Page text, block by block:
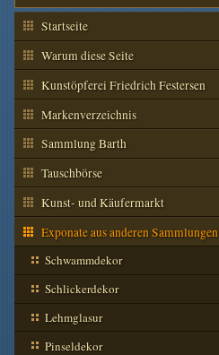
Startseite
Warum diese Seite
Kunstöpferei Friedrich Festersen
Markenverzeichnis
Sammlung Barth
Tauschbörse
Kunst- und Käufermarkt
Exponate aus anderen Sammlungen
Schwammdekor
Schlickerdekor
Lehmglasur
Pinseldekor